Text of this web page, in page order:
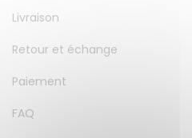
Livraison
Retour et échange
Paiement
FAQ